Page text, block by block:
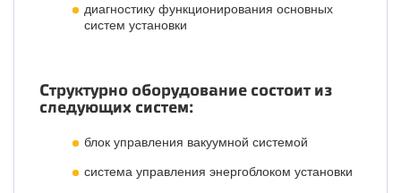
диагностику функционирования основных
систем установки
Структурно оборудование состоит из
следующих систем:
блок управления вакуумной системой
система управления энергоблоком установки